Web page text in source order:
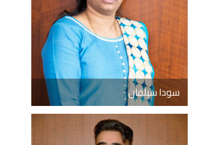
سودا سيلفان